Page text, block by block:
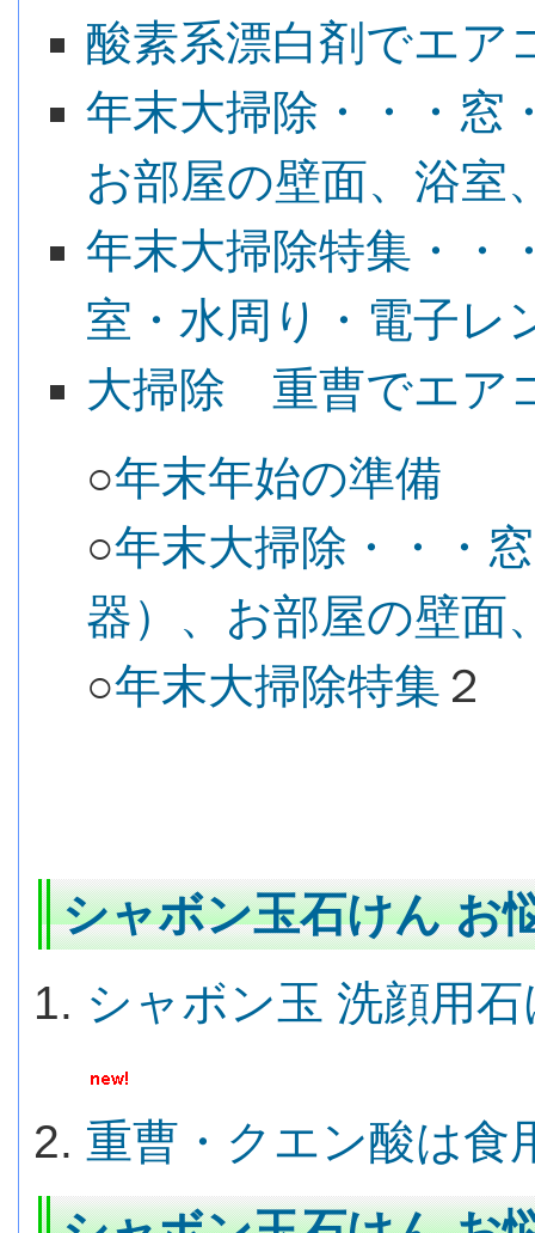
酸素系漂白剤でエア
年末大掃除・・・窓
お部屋の壁面、浴室
年末大掃除特集・・
室・水周り・電子レ
大掃除 重曹でエア
○年末年始の準備
○年末大掃除・・・
器）、お部屋の壁面
○年末大掃除特集 ２
シャボン玉石けん
シャボン玉 洗顔用
重曹・クエン酸は食